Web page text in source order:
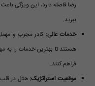
رضا فاصله دارد، این ویژگی
ببرید.
خدمات عالی: کادر مجرب و
هستند تا بهترین خدمات را به
فراهم کنند.
موقعیت استراتژیک: هتل در